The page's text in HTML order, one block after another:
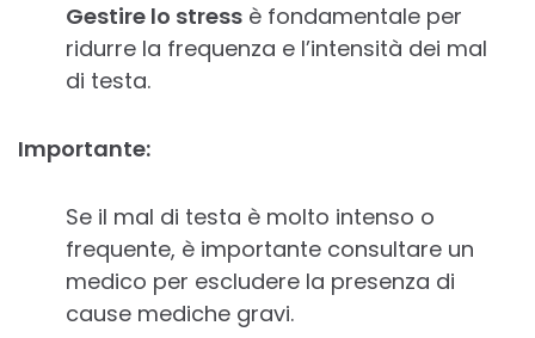
Gestire lo stress è fondamentale per
ridurre la frequenza e l’intensità dei mal
di testa.
Importante:
Se il mal di testa è molto intenso o
frequente, è importante consultare un
medico per escludere la presenza di
cause mediche gravi.